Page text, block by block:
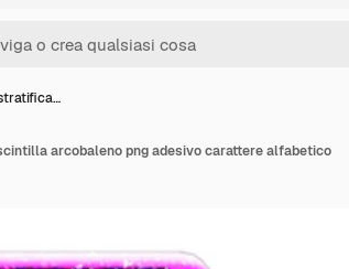
arcobaleno png adesivo carattere alfabetico